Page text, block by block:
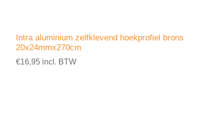
Intra aluminium zelfklevend hoekprofiel brons
20x24mmx270cm
€16,95 incl. BTW